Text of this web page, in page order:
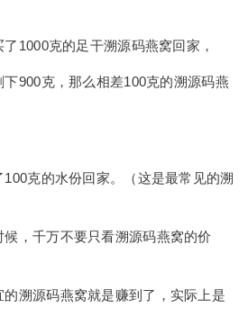
1000克的足干溯源码燕窝回家，
900克，那么相差100克的溯源码燕
克的水份回家。（这是最常见的溯
，千万不要只看溯源码燕窝的价
溯源码燕窝就是赚到了，实际上是